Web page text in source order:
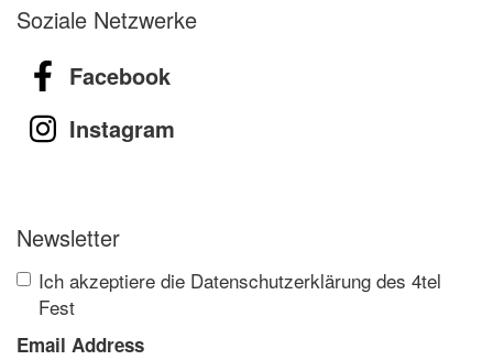
Soziale Netzwerke
Facebook
Instagram
Newsletter
Ich akzeptiere die Datenschutzerklärung des 4tel
Fest
Email Address